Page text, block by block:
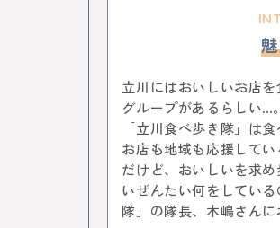
ヴィンテージ
骨董市
ビールフェスティバル
中央線コーヒーフェステ
はじまるしぇ
パン
阿佐谷
カレーなる戦
カレー
NTT技術史料館
ファミリーイベント
立川にはおいしいお店
グループがあるらしい…
「立川食べ歩き隊」は
お店も地域も応援して
だけど、おいしいを求
いぜんたい何をしてい
隊」の隊長、木嶋さんに